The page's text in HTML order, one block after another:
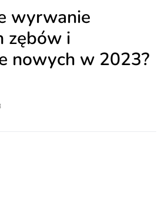
wyrwanie
zębów i
nowych w 2023?